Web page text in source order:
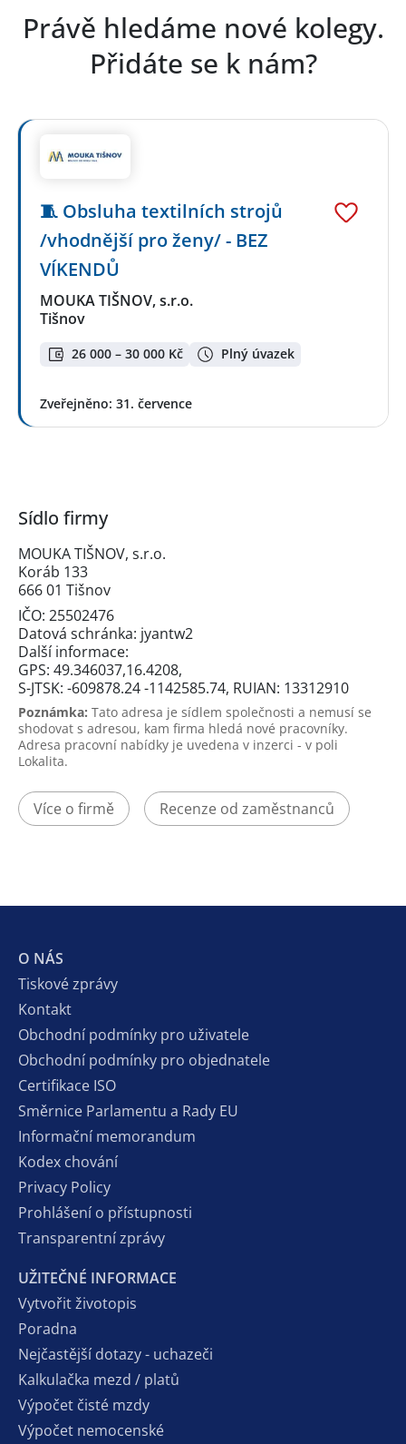
Právě hledáme nové kolegy.
Přidáte se k nám?
🧵 Obsluha textilních strojů
/vhodnější pro ženy/ - BEZ
VÍKENDŮ
MOUKA TIŠNOV, s.r.o.
Tišnov
26 000 – 30 000 Kč Plný úvazek
Zveřejněno: 31. července
Sídlo firmy
MOUKA TIŠNOV, s.r.o.
Koráb 133
666 01 Tišnov
IČO: 25502476
Datová schránka: jyantw2
Další informace:
GPS: 49.346037,16.4208,
S-JTSK: -609878.24 -1142585.74, RUIAN: 13312910
Poznámka: Tato adresa je sídlem společnosti a nemusí se
shodovat s adresou, kam firma hledá nové pracovníky.
Adresa pracovní nabídky je uvedena v inzerci - v poli
Lokalita.
Více o firmě Recenze od zaměstnanců
O NÁS
Tiskové zprávy
Kontakt
Obchodní podmínky pro uživatele
Obchodní podmínky pro objednatele
Certifikace ISO
Směrnice Parlamentu a Rady EU
Informační memorandum
Kodex chování
Privacy Policy
Prohlášení o přístupnosti
Transparentní zprávy
UŽITEČNÉ INFORMACE
Vytvořit životopis
Poradna
Nejčastější dotazy - uchazeči
Kalkulačka mezd / platů
Výpočet čisté mzdy
Výpočet nemocenské